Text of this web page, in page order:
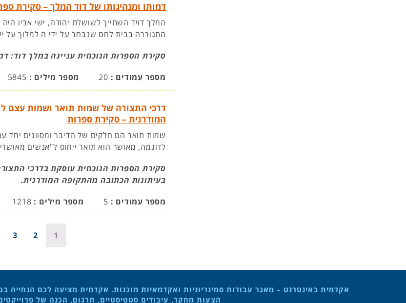
דמותו ומנהיגותו של דוד המלך – סקירת
המלך דויד השתייך לשושלת יהודה, ישי אביו
התגוררה בבית לחם שנבחר על ידי ה למלוך על
סקירת הספרות הנוכחית עניינה במלך דוד:
מספר עמודים : 20 מספר מילים : 5845
דרכי התצורה של שמות תואר ושמות עצם
המודרנית – סקירת ספרות
שמות תואר הם חלקים של הדיבר ומסווגים
לדוגמה, מאושר הוא תואר ייחוס ל"אנשים
סקירת הספרות הנוכחית עוסקת בדרכי
בעיתונות הכתובה מהתקופה המודרנית.
מספר עמודים : 5 מספר מילים : 1218
1
2
3
אקדמית באינטרנט – מאגר עבודות סמינריוניות ואקדמאיות מוכנות. אקדמית מציעה לכם הנחייה
הצעות מחקר, עיבודים סטטיסטיים, תרגום, הכנה של